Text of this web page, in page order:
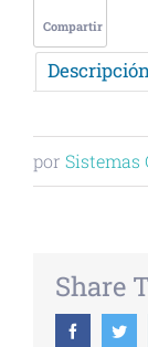
Compartir
por Sistemas
Share
Facebook